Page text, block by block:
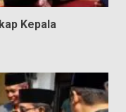
Kepala